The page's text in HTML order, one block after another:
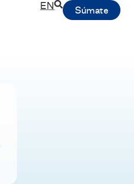
EN Súmate